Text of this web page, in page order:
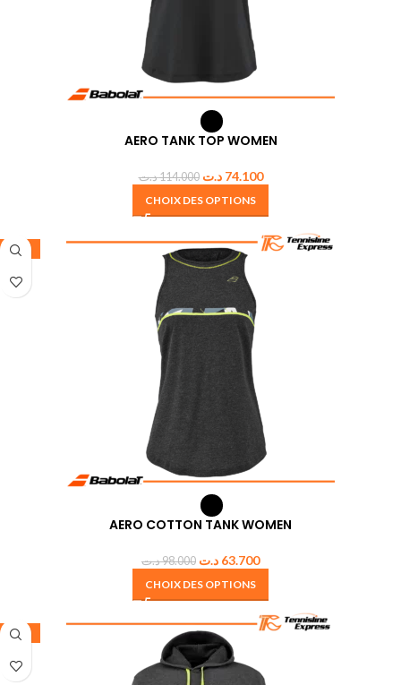
AERO TANK TOP WOMEN
114.000د.ت 74.100 د.ت
CHOIX DES OPTIONS
-35%
AERO COTTON TANK WOMEN
98.000د.ت 63.700 د.ت
CHOIX DES OPTIONS
-30%